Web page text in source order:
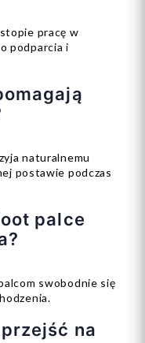
pracę w
podparcia i
naturalnemu
postawie podczas
palce
swobodnie się
na